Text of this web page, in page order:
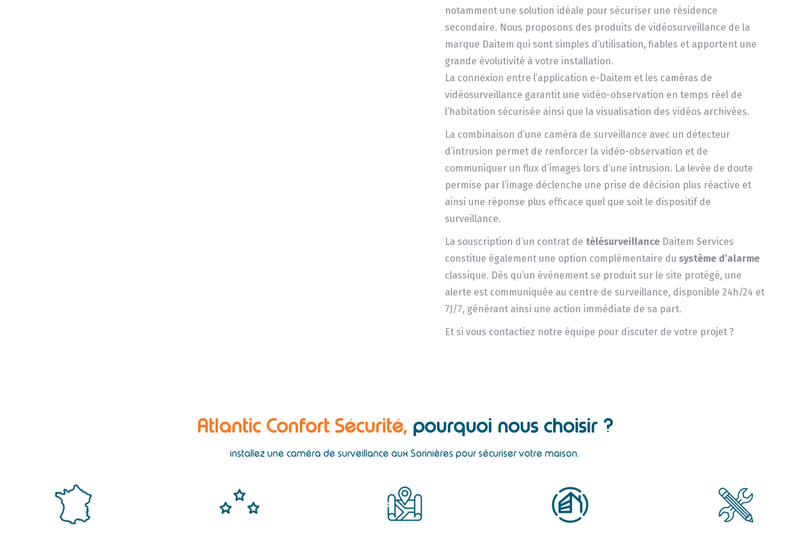
notamment une solution idéale pour sécuriser une résidence
secondaire. Nous proposons des produits de vidéosurveillance de la
marque Daitem qui sont simples d’utilisation, fiables et apportent une
grande évolutivité à votre installation.
La connexion entre l’application e-Daitem et les caméras de
vidéosurveillance garantit une vidéo-observation en temps réel de
l’habitation sécurisée ainsi que la visualisation des vidéos archivées.
La combinaison d’une caméra de surveillance avec un détecteur
d’intrusion permet de renforcer la vidéo-observation et de
communiquer un flux d’images lors d’une intrusion. La levée de doute
permise par l’image déclenche une prise de décision plus réactive et
ainsi une réponse plus efficace quel que soit le dispositif de
surveillance.
La souscription d’un contrat de télésurveillance Daitem Services
constitue également une option complémentaire dusystème d’alarme
classique. Dès qu’un évènement se produit sur le site protégé, une
alerte est communiquée au centre de surveillance, disponible 24h/24 et
7J/7, générant ainsi une action immédiate de sa part.
Et si vous contactiez notre équipe pour discuter de votre projet ?
Atlantic Confort Sécurité, pourquoi nous choisir ?
installez une caméra de surveillance aux Sorinières pour sécuriser votre maison.